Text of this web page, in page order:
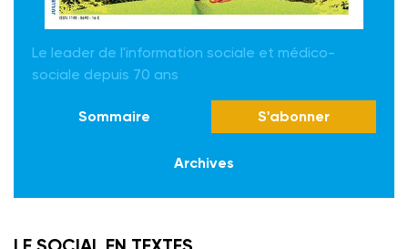
Le leader de l'information sociale et médico-
sociale depuis 70 ans
Sommaire S'abonner
Archives